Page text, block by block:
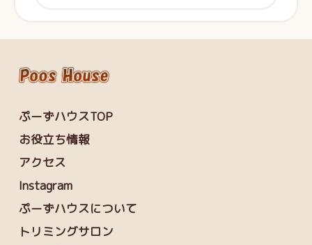
ぷーずハウスTOP
お役立ち情報
アクセス
Instagram
ぷーずハウスについて
トリミングサロン